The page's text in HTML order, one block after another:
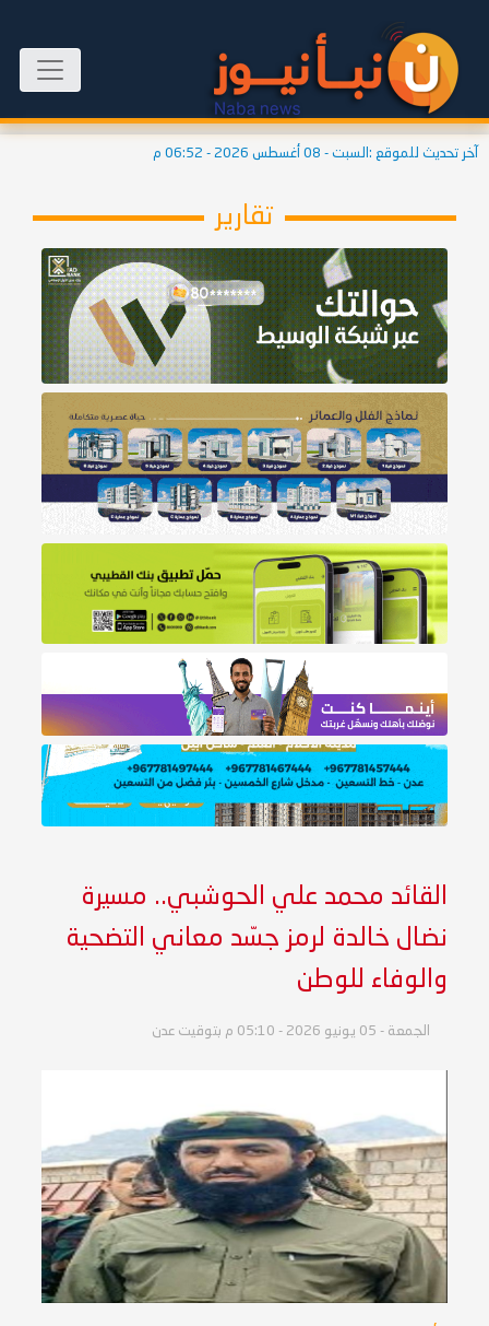
آخر تحديث للموقع : السبت - 08 أغسطس 2026 - 06:52 م
تقارير
القائد محمد علي الحوشبي.. مسيرة
نضال خالدة لرمز جسّد معاني التضحية
والوفاء للوطن
الجمعة - 05 يونيو 2026 - 05:10 م بتوقيت عدن